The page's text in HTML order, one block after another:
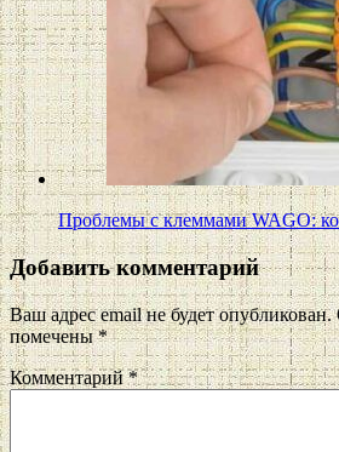
Проблемы с клеммами WAGO:
Добавить комментарий
Ваш адрес email не будет опубликован.
помечены*
Комментарий*